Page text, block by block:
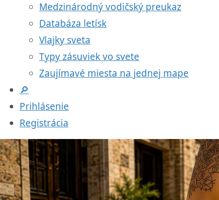
Medzinárodný vodičský preukaz
Databáza letísk
Vlajky sveta
Typy zásuviek vo svete
Zaujímavé miesta na jednej mape
🔎
Prihlásenie
Registrácia